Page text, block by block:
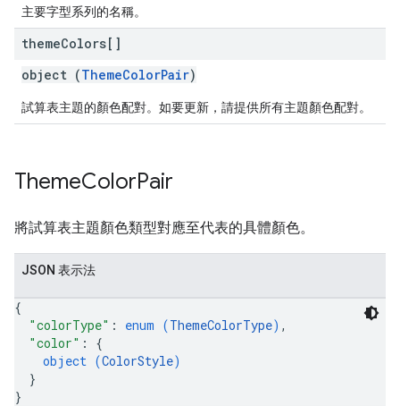
主要字型系列的名稱。
themeColors[]
object (ThemeColorPair)
試算表主題的顏色配對。如要更新，請提供所有主題顏色配對。
ThemeColorPair
將試算表主題顏色類型對應至代表的具體顏色。
JSON 表示法
{
"colorType" : enum (ThemeColorType) ,
"color" : {
object (ColorStyle)
}
}